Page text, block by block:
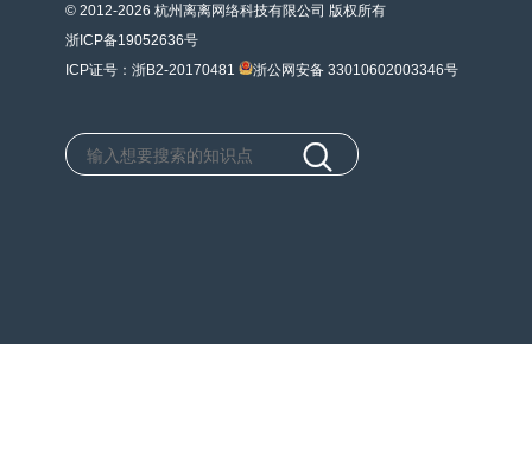
© 2012-2026 杭州离离网络科技有限公司 版权所有
浙ICP备19052636号
ICP证号：浙B2-20170481
浙公网安备 33010602003346号